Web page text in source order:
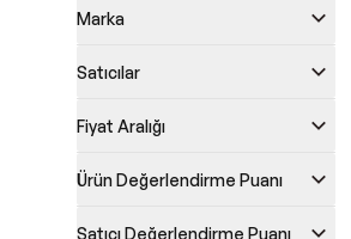
Marka
Satıcılar
Fiyat Aralığı
Ürün Değerlendirme Puanı
Satıcı Değerlendirme Puanı